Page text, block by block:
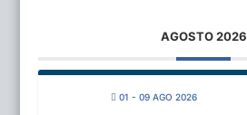
AGOSTO 2026
01 - 09 AGO 2026